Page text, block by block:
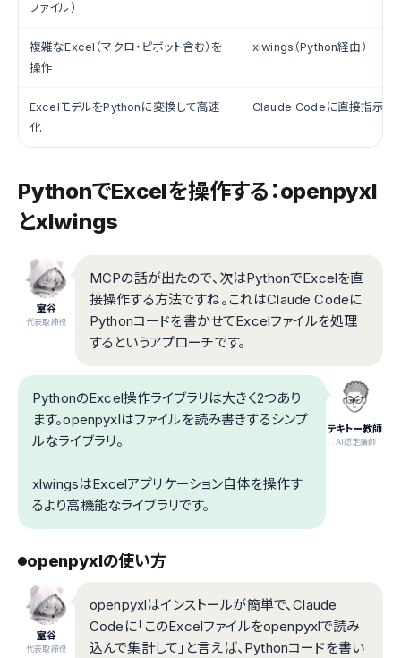
ファイル）
複雑なExcel（マクロ・ピボット含む）を
操作
xlwings（Python経由）
ExcelモデルをPythonに変換して高速
化
Claude Codeに直接指示
PythonでExcelを操作する：openpyxl
とxlwings
室谷
代表取締役
MCPの話が出たので、次はPythonでExcelを直
接操作する方法ですね。これはClaude Codeに
Pythonコードを書かせてExcelファイルを処理
するというアプローチです。
テキトー教師
.AI認定講師
PythonのExcel操作ライブラリは大きく2つあり
ます。openpyxlはファイルを読み書きするシンプ
ルなライブラリ。
xlwingsはExcelアプリケーション自体を操作す
るより高機能なライブラリです。
openpyxlの使い方
室谷
代表取締役
openpyxlはインストールが簡単で、Claude
Codeに「このExcelファイルをopenpyxlで読み
込んで集計して」と言えば、Pythonコードを書い